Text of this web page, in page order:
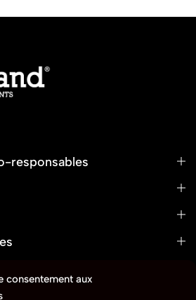
consentement aux
responsables